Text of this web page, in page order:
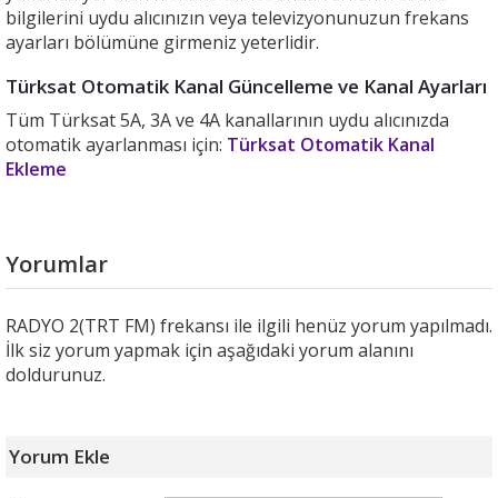
bilgilerini uydu alıcınızın veya televizyonunuzun frekans
ayarları bölümüne girmeniz yeterlidir.
Türksat Otomatik Kanal Güncelleme ve Kanal Ayarları
Tüm Türksat 5A, 3A ve 4A kanallarının uydu alıcınızda
otomatik ayarlanması için: Türksat Otomatik Kanal
Ekleme
Yorumlar
RADYO 2(TRT FM) frekansı ile ilgili henüz yorum yapılmadı.
İlk siz yorum yapmak için aşağıdaki yorum alanını
doldurunuz.
Yorum Ekle